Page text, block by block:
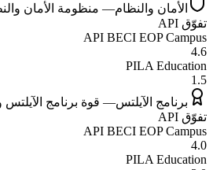
الأمان والنظام— منظومة الأمان
تفوّق API
API BECI EOP Campus
4.6
PILA Education
1.5
برنامج الآيلتس— قوة برنامج
تفوّق API
API BECI EOP Campus
4.0
PILA Education